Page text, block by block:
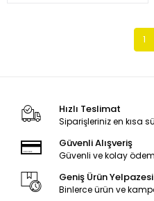
1
Hızlı Teslimat
Siparişleriniz en kısa
Güvenli Alışveriş
Güvenli ve kolay
Geniş Ürün Yelpazesi
Binlerce ürün ve